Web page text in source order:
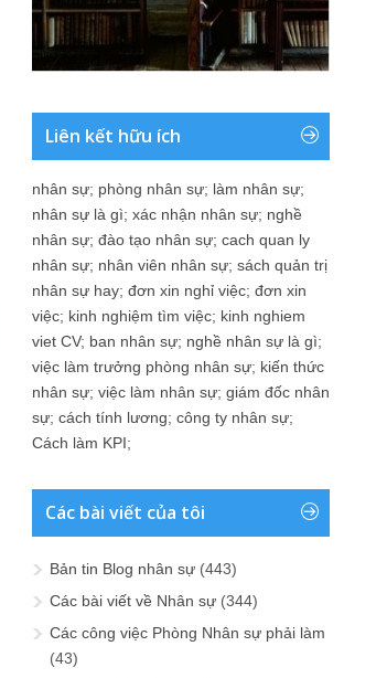
Liên kết hữu ích
nhân sự; phòng nhân sự; làm nhân sự;
nhân sự là gì; xác nhận nhân sự; nghề
nhân sự; đào tạo nhân sự; cach quan ly
nhân sự; nhân viên nhân sự; sách quản trị
nhân sự hay; đơn xin nghỉ việc; đơn xin
việc; kinh nghiệm tìm việc; kinh nghiem
viet CV; ban nhân sự; nghề nhân sự là gì;
việc làm trưởng phòng nhân sự; kiến thức
nhân sự; việc làm nhân sự; giám đốc nhân
sự; cách tính lương; công ty nhân sự;
Cách làm KPI;
Các bài viết của tôi
Bản tin Blog nhân sự (443)
Các bài viết về Nhân sự (344)
Các công việc Phòng Nhân sự phải làm
(43)